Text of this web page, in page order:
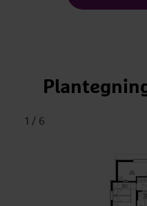
1 / 6